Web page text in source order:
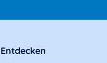
Entdecken